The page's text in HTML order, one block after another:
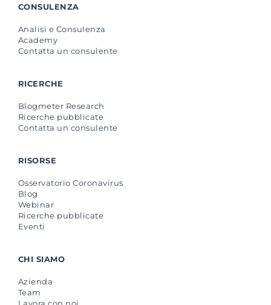
CONSULENZA
Analisi e Consulenza
Academy
Contatta un consulente
RICERCHE
Blogmeter Research
Ricerche pubblicate
Contatta un consulente
RISORSE
Osservatorio Coronavirus
Blog
Webinar
Ricerche pubblicate
Eventi
CHI SIAMO
Azienda
Team
Lavora con noi